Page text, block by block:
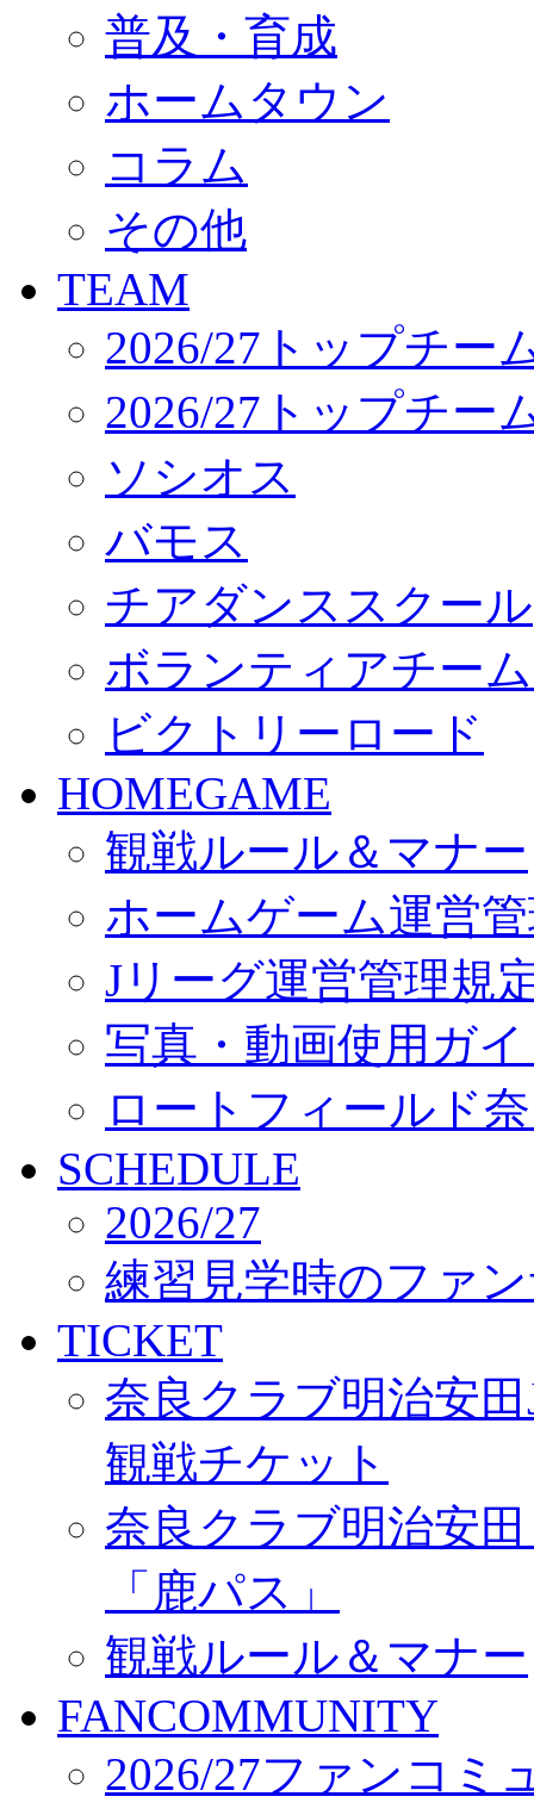
ジュニアユース
ユース
練習拠点（ナラディーア）
SCHOOL
CLUB
パートナー募集
クラブ理念
サステナビリティ
Web制作支援
応援プロジェクト
普及・育成
ホームタウン
コラム
その他
TEAM
2026/27トップチー
2026/27トップチー
ソシオス
バモス
チアダンススクール
ボランティアチー
ビクトリーロード
HOMEGAME
観戦ルール＆マナー
ホームゲーム運営
Jリーグ運営管理規
写真・動画使用ガ
ロートフィールド
SCHEDULE
2026/27
練習見学時のファ
TICKET
奈良クラブ明治安
観戦チケット
奈良クラブ明治安
「鹿パス」
観戦ルール＆マナー
FANCOMMUNITY
2026/27ファンコミ